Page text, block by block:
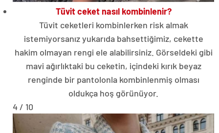
Tüvit ceket nasıl kombinlenir?
Tüvit ceketleri kombinlerken risk almak
istemiyorsanız yukarıda bahsettiğimiz, cekette
hakim olmayan rengi ele alabilirsiniz. Görseldeki gibi
mavi ağırlıktaki bu ceketin, içindeki kırık beyaz
renginde bir pantolonla kombinlenmiş olması
oldukça hoş görünüyor.
4 / 10